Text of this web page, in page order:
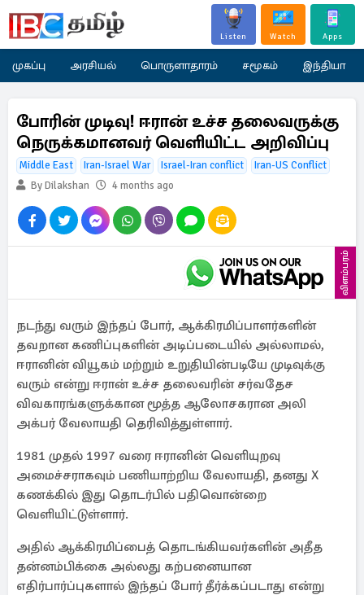
Listen Watch Apps
முகப்பு அரசியல் பொருளாதாரம் சமூகம் இந்தியா
போரின் முடிவு! ஈரான் உச்ச தலைவருக்கு
நெருக்கமானவர் வெளியிட்ட அறிவிப்பு
Middle East Iran-Israel War Israel-Iran conflict
Iran-US Conflict
By Dilakshan
4 months ago
விளம்பரம்
நடந்து வரும் இந்தப் போர், ஆக்கிரமிப்பாளர்களின்
தவறான கணிப்புகளின் அடிப்படையில் அல்லாமல்,
ஈரானின் வியூகம் மற்றும் உறுதியின்படியே முடிவுக்கு
வரும் என்று ஈரான் உச்ச தலைவரின் சர்வதேச
விவகாரங்களுக்கான மூத்த ஆலோசகரான அலி
அக்பர் வேலாயதி தெரிவித்துள்ளார்.
1981 முதல் 1997 வரை ஈரானின் வெளியுறவு
அமைச்சராகவும் பணியாற்றிய வேலாயதி, தனது X
கணக்கில் இது தொடர்பில் பதிவொன்றை
வெளியிட்டுள்ளார்.
அதில் ஆக்கிரமிப்பைத் தொடங்கியவர்களின் அதீத
தன்னம்பிக்கை அல்லது கற்பனையான
எதிர்பார்ப்புகளால் இந்தப் போர் தீர்க்கப்படாது என்று